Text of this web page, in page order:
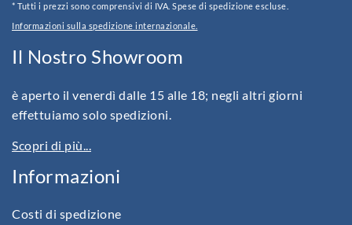
* Tutti i prezzi sono comprensivi di IVA. Spese di spedizione escluse.
Informazioni sulla spedizione internazionale.
Il Nostro Showroom
è aperto il venerdì dalle 15 alle 18; negli altri giorni
effettuiamo solo spedizioni.
Scopri di più...
Informazioni
Costi di spedizione